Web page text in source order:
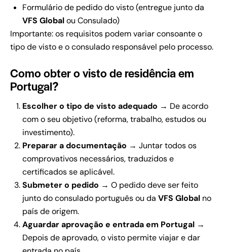
Formulário de pedido do visto (entregue junto da
VFS Globalou Consulado)
Importante: os requisitos podem variar consoante o
tipo de visto e o consulado responsável pelo processo.
Como obter o visto de residência em
Portugal?
Escolher o tipo de visto adequado → De acordo
com o seu objetivo (reforma, trabalho, estudos ou
investimento).
Preparar a documentação → Juntar todos os
comprovativos necessários, traduzidos e
certificados se aplicável.
Submeter o pedido → O pedido deve ser feito
junto do consulado português ou da VFS Global no
país de origem.
Aguardar aprovação e entrada em Portugal →
Depois de aprovado, o visto permite viajar e dar